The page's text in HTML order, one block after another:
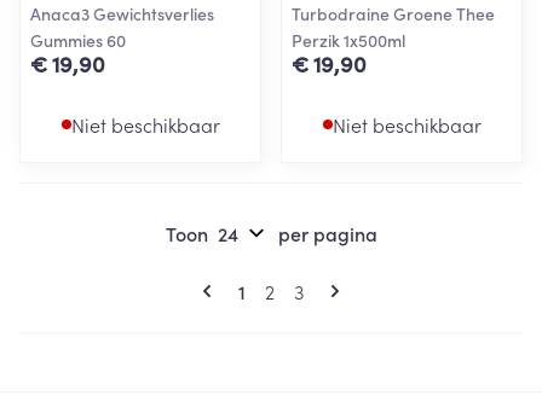
Anaca3 Gewichtsverlies
Gummies 60
€ 19,90
Niet beschikbaar
Turbodraine Groene Thee
Perzik 1x500ml
€ 19,90
Niet beschikbaar
Pagina's
U lees momenteel pagina
1 Pagina
2 Pagina
3
Toon per pagina